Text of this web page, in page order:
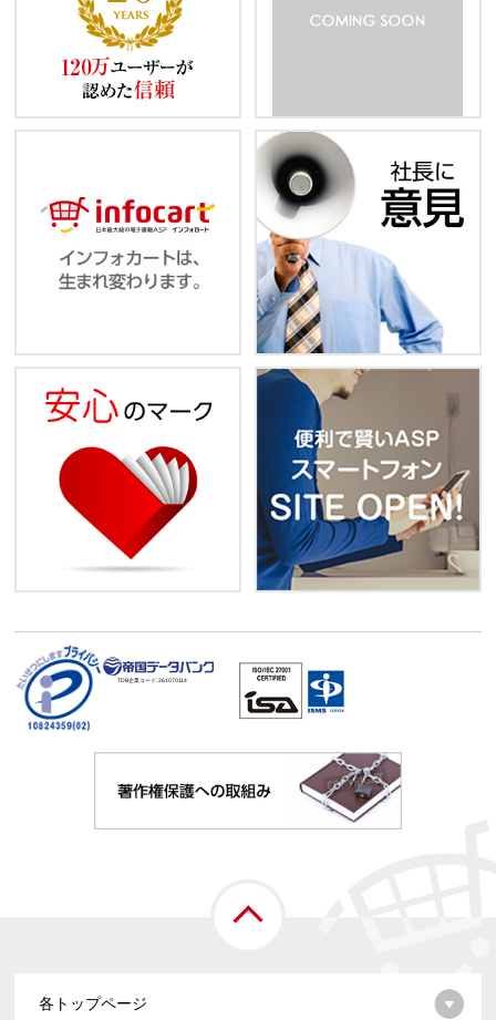
TDB企業コード:261070114
各トップページ